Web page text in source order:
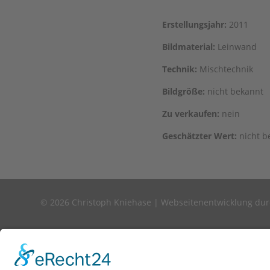
Erstel­lungs­jahr: 2011
Bild­ma­te­ri­al: Leinwand
Tech­nik: Mischtechnik
Bild­grö­ße: nicht bekannt
Zu ver­kau­fen: nein
Geschätz­ter Wert: nicht
© 2026 Christoph Kniehase |Webseitenentwicklung